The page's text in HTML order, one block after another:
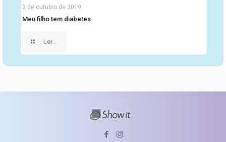
2 de outubro de 2019
Meu filho tem diabetes
Ler...